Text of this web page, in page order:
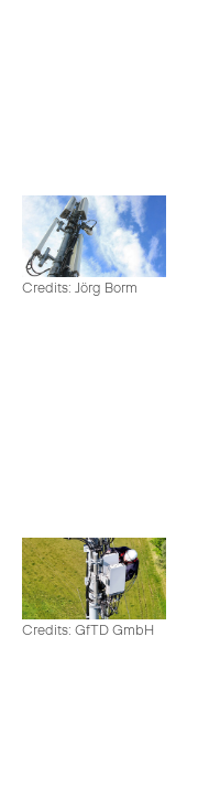
Credits: Jörg Borm
Credits: GfTD GmbH